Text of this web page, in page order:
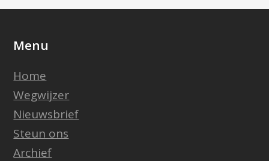
Menu
Home
Wegwijzer
Nieuwsbrief
Steun ons
Archief